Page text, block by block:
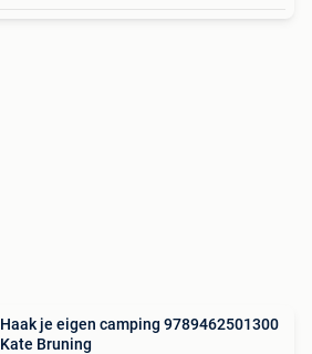
Haak je eigen camping 9789462501300
Kate Bruning